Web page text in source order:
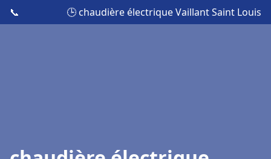
📞 🕒 chaudière électrique Vaillant Saint Louis